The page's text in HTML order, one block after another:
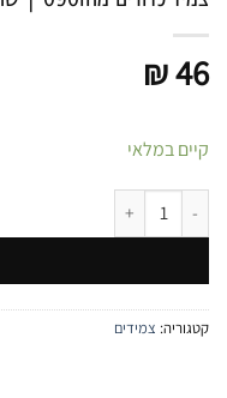
₪46
קיים במלאי
כמות של צמיד כדורים מחוספס |
קטגוריה: צמידים